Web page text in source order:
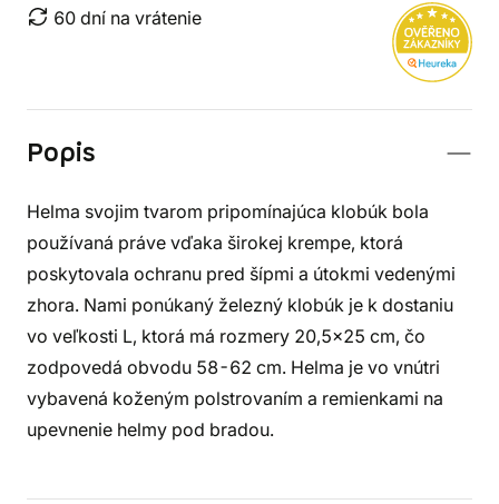
60 dní na vrátenie
Popis
Helma svojim tvarom pripomínajúca klobúk bola
používaná práve vďaka širokej krempe, ktorá
poskytovala ochranu pred šípmi a útokmi vedenými
zhora. Nami ponúkaný železný klobúk je k dostaniu
vo veľkosti L, ktorá má rozmery 20,5x25 cm, čo
zodpovedá obvodu 58-62 cm. Helma je vo vnútri
vybavená koženým polstrovaním a remienkami na
upevnenie helmy pod bradou.